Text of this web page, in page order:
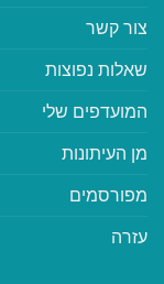
צור קשר
שאלות נפוצות
המועדפים שלי
מן העיתונות
מפורסמים
עזרה